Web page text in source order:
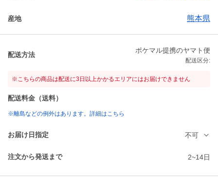
産地 熊本県
配送方法
ポケマル提携のヤマト便
配送区分:
※こちらの商品は配送に3日以上かかるエリアにはお届けできません
配送料金（送料）
※離島などの例外はあります。詳細はこちら
お届け日指定 不可
注文から発送まで 2~14日